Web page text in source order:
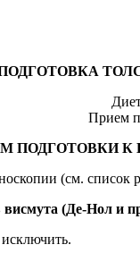
Прием
К
(см. список
(Де-Нол и